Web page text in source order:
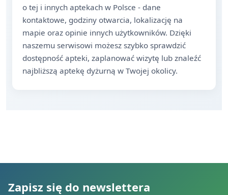
o tej i innych aptekach w Polsce - dane
kontaktowe, godziny otwarcia, lokalizację na
mapie oraz opinie innych użytkowników. Dzięki
naszemu serwisowi możesz szybko sprawdzić
dostępność apteki, zaplanować wizytę lub znaleźć
najbliższą aptekę dyżurną w Twojej okolicy.
Zapisz się do newslettera